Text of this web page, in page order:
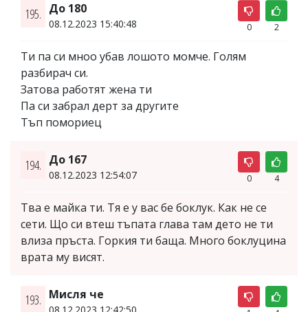
195. До 180
08.12.2023 15:40:48 0 2
Ти па си мноо убав лошото момче. Голям
разбирач си.
Затова работят жена ти
Па си забрал дерт за другите
Тъп помориец
194. До 167
08.12.2023 12:54:07 0 4
Тва е майка ти. Тя е у вас бе боклук. Как не се
сети. Що си втеш тъпата глава там дето не ти
влиза пръста. Горкия ти баща. Много боклуцина
врата му висят.
193. Мисля че